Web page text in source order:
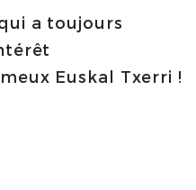
a toujours
Euskal Txerri !